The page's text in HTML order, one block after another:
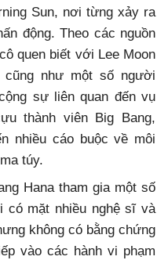
Sun, nơi từng xảy ra
động. Theo các nguồn
quen biết với Lee Moon
cũng như một số người
sự liên quan đến vụ
thành viên Big Bang,
nhiều cáo buộc về môi
túy.
Hana tham gia một số
có mặt nhiều nghệ sĩ và
không có bằng chứng
vào các hành vi phạm